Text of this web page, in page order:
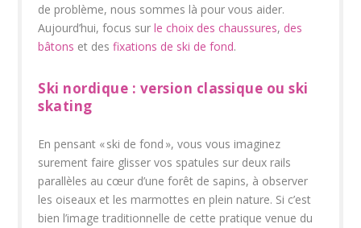
de problème, nous sommes là pour vous aider.
Aujourd’hui, focus surle choix des chaussures, des
bâtons et desfixations de ski de fond.
Ski nordique : version classique ou ski
skating
En pensant « ski de fond », vous vous imaginez
surement faire glisser vos spatules sur deux rails
parallèles au cœur d’une forêt de sapins, à observer
les oiseaux et les marmottes en plein nature. Si c’est
bien l’image traditionnelle de cette pratique venue du